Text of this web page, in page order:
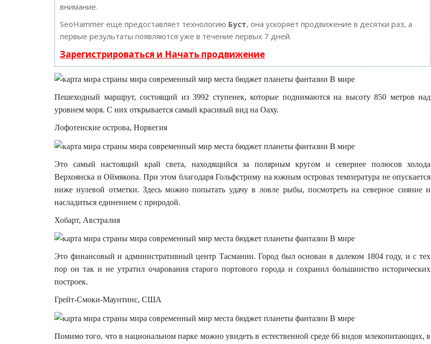
внимание.
SeoHammer еще предоставляет технологию Буст, она ускоряет продвижение в десятки раз, а
первые результаты появляются уже в течение первых 7 дней.
Зарегистрироваться и Начать продвижение
Пешеходный маршрут, состоящий из 3992 ступенек, которые поднимаются на высоту 850 метров над
уровнем моря. С них открывается самый красивый вид на Оаху.
Лофотенские острова, Норвегия
Это самый настоящий край света, находящийся за полярным кругом и севернее полюсов холода
Верхоянска и Оймякона. При этом благодаря Гольфстриму на южным островах температура не опускается
ниже нулевой отметки. Здесь можно попытать удачу в ловле рыбы, посмотреть на северное сияние и
насладиться единением с природой.
Хобарт, Австралия
Это финансовый и административный центр Тасмании. Город был основан в далеком 1804 году, и с тех
пор он так и не утратил очарования старого портового города и сохранил большинство исторических
построек.
Грейт-Смоки-Маунтинс, США
Помимо того, что в национальном парке можно увидеть в естественной среде 66 видов млекопитающих, в